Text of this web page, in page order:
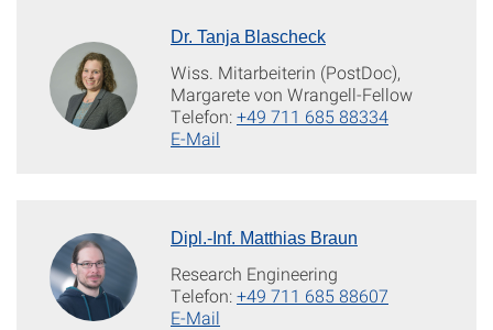
Dr. Tanja Blascheck
Wiss. Mitarbeiterin (PostDoc),
Margarete von Wrangell-Fellow
Telefon:+49 711 685 88334
E-Mail
Dipl.-Inf. Matthias Braun
Research Engineering
Telefon:+49 711 685 88607
E-Mail